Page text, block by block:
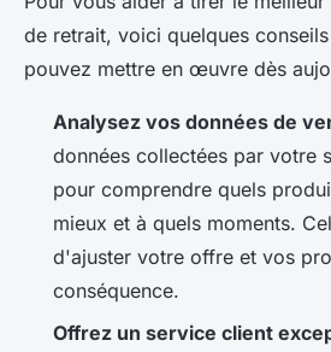
de retrait, voici quelques
pouvez mettre en œuvre dès
Analysez vos données de
données collectées par votre
pour comprendre quels
mieux et à quels moments.
d'ajuster votre offre et vos
conséquence.
Offrez un service client